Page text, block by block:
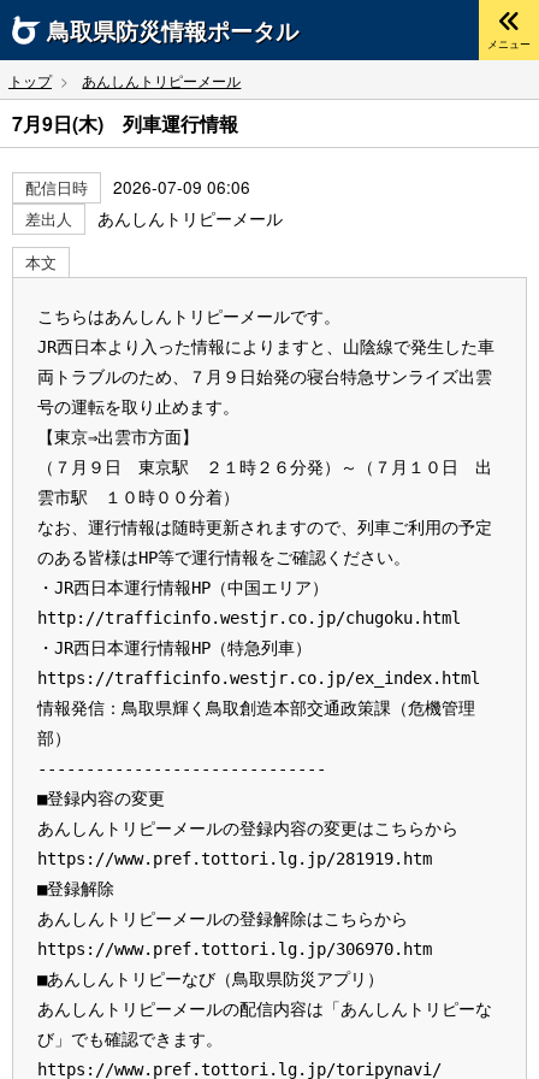
鳥取県防災情報ポータル メニュー
トップ あんしんトリピーメール
7月9日(木) 列車運行情報
配信日時 2026-07-09 06:06
差出人 あんしんトリピーメール
本文
こちらはあんしんトリピーメールです。
JR西日本より入った情報によりますと、山陰線で発生した車
両トラブルのため、７月９日始発の寝台特急サンライズ出雲
号の運転を取り止めます。
【東京⇒出雲市方面】
（７月９日　東京駅　２１時２６分発）～（７月１０日　出
雲市駅　１０時００分着）
なお、運行情報は随時更新されますので、列車ご利用の予定
のある皆様はHP等で運行情報をご確認ください。
・JR西日本運行情報HP（中国エリア）
http://trafficinfo.westjr.co.jp/chugoku.html
・JR西日本運行情報HP（特急列車）
https://trafficinfo.westjr.co.jp/ex_index.html
情報発信：鳥取県輝く鳥取創造本部交通政策課（危機管理
部）
------------------------------
■登録内容の変更
あんしんトリピーメールの登録内容の変更はこちらから
https://www.pref.tottori.lg.jp/281919.htm
■登録解除
あんしんトリピーメールの登録解除はこちらから
https://www.pref.tottori.lg.jp/306970.htm
■あんしんトリピーなび（鳥取県防災アプリ）
あんしんトリピーメールの配信内容は「あんしんトリピーな
び」でも確認できます。
https://www.pref.tottori.lg.jp/toripynavi/